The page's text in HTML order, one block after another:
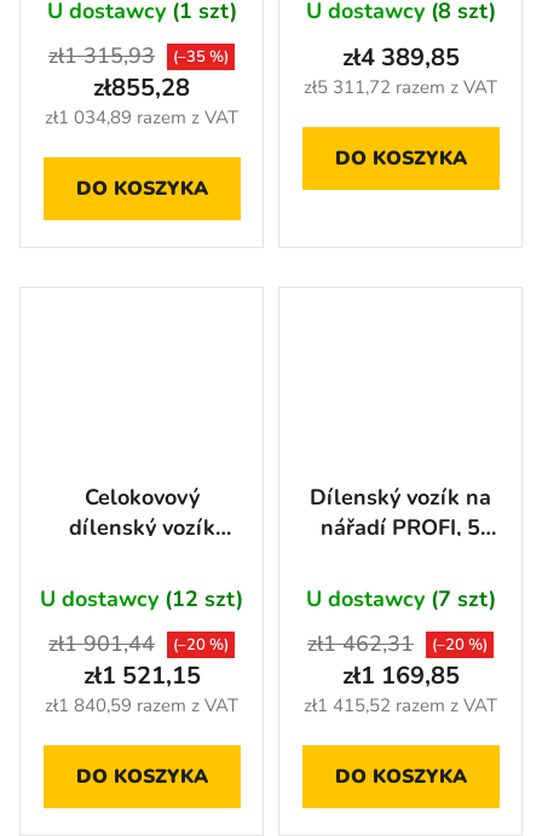
U dostawcy (1 szt)
zł1 034,89 razem z VAT
zł855,28
zł1 315,93 (–35 %)
DO KOSZYKA
AH7218B
U dostawcy (8 szt)
zł5 311,72 razem z VAT
zł4 389,85
DO KOSZYKA
Celokovový
dílenský vozík
široký, modrý -
MTGC1307WC
U dostawcy (12 szt)
zł1 840,59 razem z VAT
zł1 521,15
zł1 901,44 (–20 %)
DO KOSZYKA
Dílenský vozík na
nářadí PROFI, 5
MTGC1305WA
U dostawcy (7 szt)
zł1 415,52 razem z VAT
zł1 169,85
zł1 462,31 (–20 %)
DO KOSZYKA